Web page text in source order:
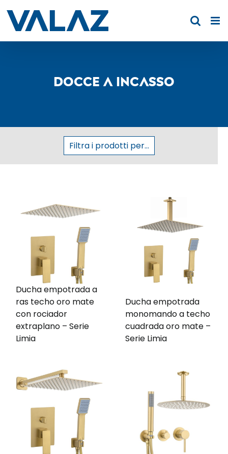
content
Docce a incasso
Filtra i prodotti per...
Ducha empotrada a
ras techo oro mate
con rociador
extraplano – Serie
Limia
Ducha empotrada
monomando a techo
cuadrada oro mate –
Serie Limia